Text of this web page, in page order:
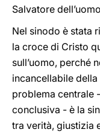
Salvatore
Nel sinodo è stata
la croce di Cristo
sull’uomo, perché
incancellabile
problema centrale
conclusiva - è la
tra verità, giustizia